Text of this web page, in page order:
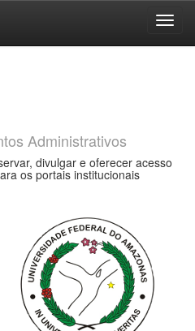
Administrativos
divulgar e oferecer acesso
os portais institucionais